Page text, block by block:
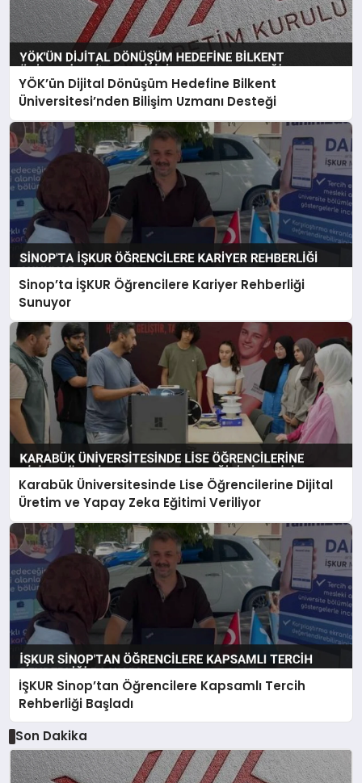
YÖK’ün Dijital Dönüşüm Hedefine Bilkent
Üniversitesi’nden Bilişim Uzmanı Desteği
Sinop’ta İŞKUR Öğrencilere Kariyer Rehberliği
Sunuyor
Karabük Üniversitesinde Lise Öğrencilerine Dijital
Üretim ve Yapay Zeka Eğitimi Veriliyor
İŞKUR Sinop’tan Öğrencilere Kapsamlı Tercih
Rehberliği Başladı
Son Dakika